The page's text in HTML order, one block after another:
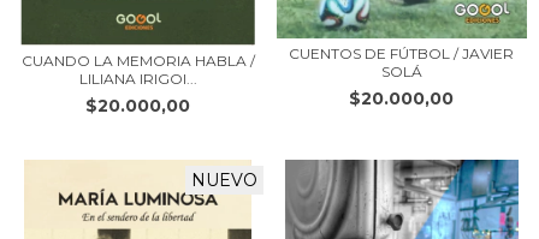
CUANDO LA MEMORIA HABLA /
LILIANA IRIGOI...
$20.000,00
CUENTOS DE FÚTBOL / JAVIER
SOLÁ
$20.000,00
NUEVO